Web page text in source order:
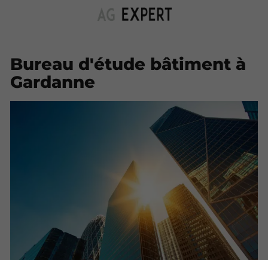
Bureau d'étude bâtiment à
Gardanne